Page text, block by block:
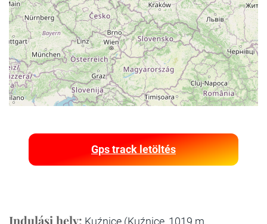
Gps track letöltés
Indulási hely: Kuźnice (Kuźnice, 1019 m,